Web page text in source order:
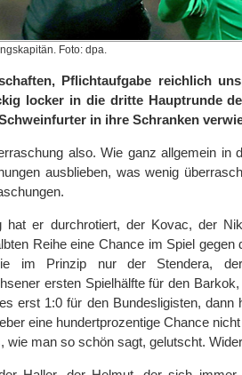
Foto: dpa.
Pflichtaufgabe reichlich
locker in die dritte Hauptrunde
in ihre Schranken
also. Wie ganz allgemein in
ausblieben, was wenig
hat er durchrotiert, der Kovac, der
Reihe eine Chance im Spiel
im Prinzip nur der Stendera,
ersten Spielhälfte für den
erst 1:0 für den Bundesligisten,
eine hundertprozentige Chance
wie man so schön sagt, gelutscht.